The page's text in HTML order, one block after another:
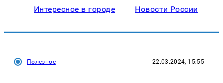
Интересное в городе Новости России
Полезное 22.03.2024, 15:55